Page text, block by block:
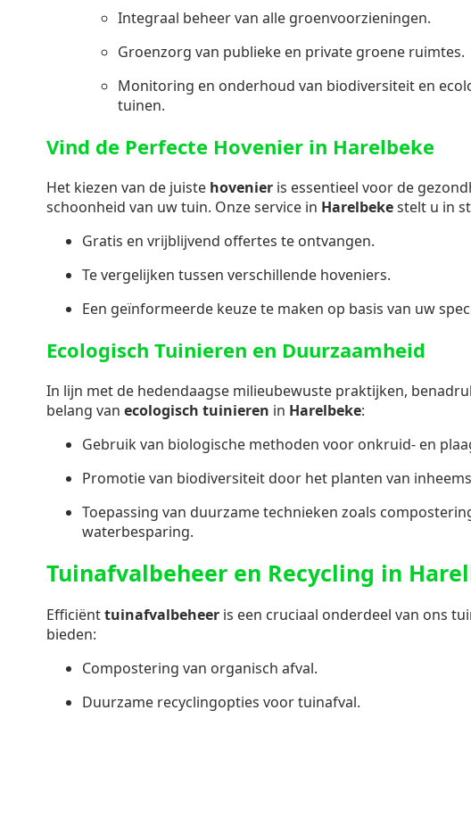
Integraal beheer van alle groenvoorzieningen.
Groenzorg van publieke en private groene ruimtes.
Monitoring en onderhoud van biodiversiteit en
tuinen.
Vind de Perfecte Hovenier in Harelbeke
Het kiezen van de juiste hovenier is essentieel voor de
schoonheid van uw tuin. Onze service in Harelbekestelt u in
Gratis en vrijblijvend offertes te ontvangen.
Te vergelijken tussen verschillende hoveniers.
Een geïnformeerde keuze te maken op basis van uw
Ecologisch Tuinieren en Duurzaamheid
In lijn met de hedendaagse milieubewuste praktijken,
belang van ecologisch tuinieren in Harelbeke:
Gebruik van biologische methoden voor onkruid- en
Promotie van biodiversiteit door het planten van
Toepassing van duurzame technieken zoals
waterbesparing.
Tuinafvalbeheer en Recycling in
Efficiënttuinafvalbeheer is een cruciaal onderdeel van ons
bieden:
Compostering van organisch afval.
Duurzame recyclingopties voor tuinafval.